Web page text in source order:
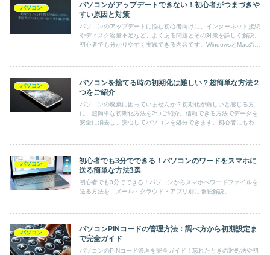
パソコン
パソコンがアップデートできない！初心者がつまづきや
すい原因と対策
パソコンのアップデートに悩む初心者向けに、インターネット接続
やディスク容量不足など、よくある問題とその対策を詳しく解説。
初心者でも分かりやすく実践できる内容です。WindowsとMacの両
パソコン
パソコンを捨てる時の初期化は難しい？超簡単な方法２
つをご紹介
パソコンの廃棄に困っていませんか？初期化が難しいと感じる方
に、超簡単な初期化方法を2つご紹介。信頼できる方法でデータを
安全に消去し、安心してパソコンを処分できます。初心者にもわか
パソコン
初心者でも3分でできる！パソコンのワードをスマホに
送る簡単な方法3選
初心者でも3分でできる！パソコンからスマホへワードファイルを
送る方法を、メール・クラウド・アプリ別に徹底解説。
パソコン
パソコンPINコードの管理方法：調べ方から初期設定ま
で完全ガイド
パソコンのPINコード管理を完全ガイド！忘れたときの対処法や初